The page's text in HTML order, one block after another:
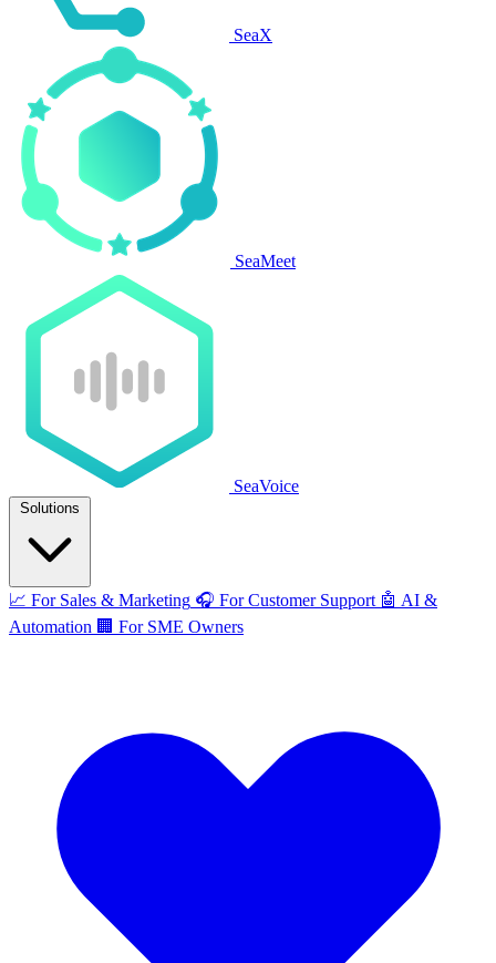
SeaX
SeaMeet
SeaVoice
Solutions
📈 For Sales & Marketing 🎧 For Customer Support 🤖 AI &
Automation 🏢 For SME Owners